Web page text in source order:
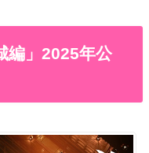
編」2025年公